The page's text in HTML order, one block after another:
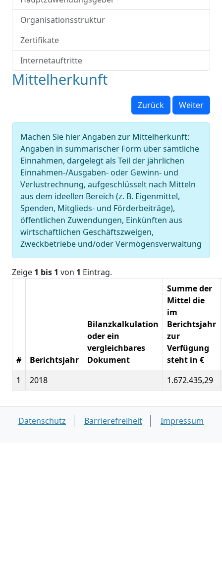
Organisationsstruktur
Zertifikate
Internetauftritte
Mittelherkunft
Zurück Weiter
Machen Sie hier Angaben zur Mittelherkunft:
Angaben in summarischer Form über sämtliche
Einnahmen, dargelegt als Teil der jährlichen
Einnahmen-/Ausgaben- oder Gewinn- und
Verlustrechnung, aufgeschlüsselt nach Mitteln
aus dem ideellen Bereich (z. B. Eigenmittel,
Spenden, Mitglieds- und Förderbeiträge),
öffentlichen Zuwendungen, Einkünften aus
wirtschaftlichen Geschäftszweigen,
Zweckbetriebe und/oder Vermögensverwaltung
Zeige 1 bis 1 von 1 Eintrag.
# Berichtsjahr
Bilanzkalkulation
oder ein
vergleichbares
Dokument
Summe der
Mittel die
im
Berichtsjahr
zur
Verfügung
steht in €
1
2018 1.672.435,29
Datenschutz Barrierefreiheit Impressum